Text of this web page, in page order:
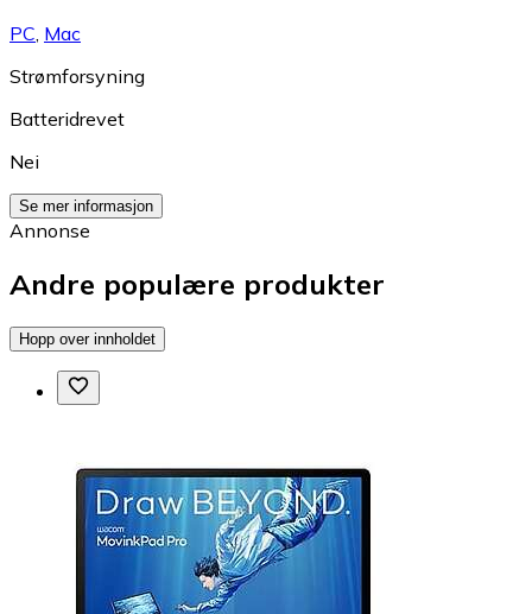
PC, Mac
Strømforsyning
Batteridrevet
Nei
Se mer informasjon
Annonse
Andre populære produkter
Hopp over innholdet